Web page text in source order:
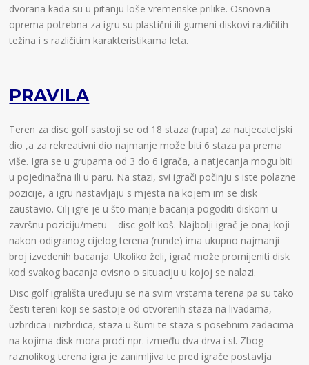
dvorana kada su u pitanju loše vremenske prilike. Osnovna
oprema potrebna za igru su plastični ili gumeni diskovi različitih
težina i s različitim karakteristikama leta.
PRAVILA
Teren za disc golf sastoji se od 18 staza (rupa) za natjecateljski
dio ,a za rekreativni dio najmanje može biti 6 staza pa prema
više. Igra se u grupama od 3 do 6 igrača, a natjecanja mogu biti
u pojedinačna ili u paru. Na stazi, svi igrači počinju s iste polazne
pozicije, a igru nastavljaju s mjesta na kojem im se disk
zaustavio. Cilj igre je u što manje bacanja pogoditi diskom u
završnu poziciju/metu – disc golf koš. Najbolji igrač je onaj koji
nakon odigranog cijelog terena (runde) ima ukupno najmanji
broj izvedenih bacanja. Ukoliko želi, igrač može promijeniti disk
kod svakog bacanja ovisno o situaciju u kojoj se nalazi.
Disc golf igrališta uređuju se na svim vrstama terena pa su tako
česti tereni koji se sastoje od otvorenih staza na livadama,
uzbrdica i nizbrdica, staza u šumi te staza s posebnim zadacima
na kojima disk mora proći npr. između dva drva i sl. Zbog
raznolikog terena igra je zanimljiva te pred igrače postavlja